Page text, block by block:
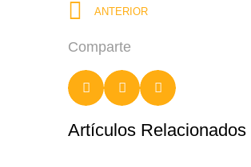
ANTERIOR
Comparte
Artículos Relacionados